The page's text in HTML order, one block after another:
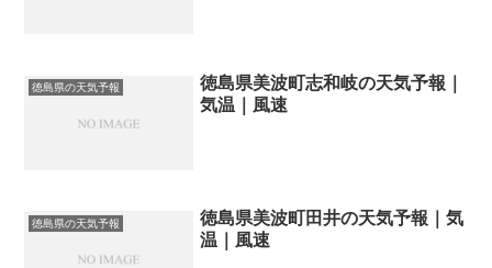
徳島県の天気予報
徳島県美波町志和岐の天気予報｜
気温｜風速
徳島県の天気予報
徳島県美波町田井の天気予報｜気
温｜風速